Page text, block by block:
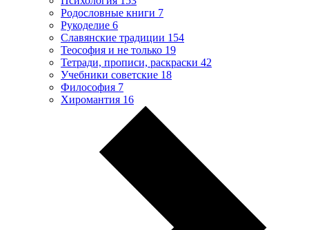
Родословные книги 7
Рукоделие 6
Славянские традиции 154
Теософия и не только 19
Тетради, прописи, раскраски 42
Учебники советские 18
Философия 7
Хиромантия 16